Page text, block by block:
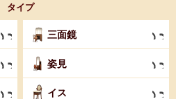
タイプ
三面鏡
姿見
イス